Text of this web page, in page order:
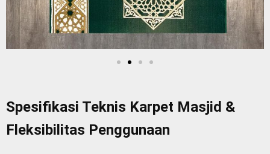
Spesifikasi Teknis Karpet Masjid &
Fleksibilitas Penggunaan